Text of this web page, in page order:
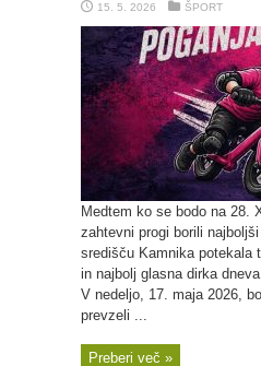
15. 5. 2026 ŠPORT
Medtem ko se bodo na 28.
zahtevni progi borili
središču Kamnika potekala
in najbolj glasna dirka
V nedeljo, 17. maja 2026,
prevzeli ...
Preberi več »